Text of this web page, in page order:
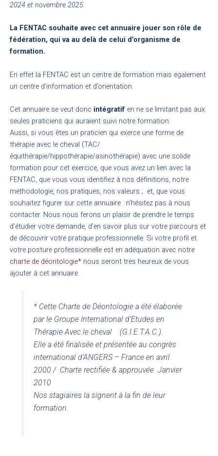
2024 et novembre 2025.
La FENTAC souhaite avec cet annuaire jouer son rôle de
fédération, qui va au delà de celui d’organisme de
formation.
En effet la FENTAC est un centre de formation mais également
un centre d’information et d’orientation.
Cet annuaire se veut donc intégratif en ne se limitant pas aux
seules praticiens qui auraient suivi notre formation.
Aussi, si vous êtes un praticien qui exerce une forme de
thérapie avec le cheval (TAC/
équithérapie/hippothérapie/asinothérapie) avec une solide
formation pour cet exercice, que vous avez un lien avec la
FENTAC, que vous vous identifiez à nos définitions, notre
méthodologie, nos pratiques, nos valeurs ; et, que vous
souhaitez figurer sur cette annuaire : n’hésitez pas à nous
contacter. Nous nous ferons un plaisir de prendre le temps
d’étudier votre demande, d’en savoir plus sur votre parcours et
de découvrir votre pratique professionnelle. Si votre profil et
votre posture professionnelle est en adéquation avec notre
charte de déontologie* nous seront très heureux de vous
ajouter à cet annuaire.
* Cette Charte de Déontologie a été élaborée
par le Groupe International d’Etudes en
Thérapie Avec le cheval (G.I.E.T.A.C.).
Elle a été finalisée et présentée au congrès
international d’ANGERS – France en avril
2000 / Charte rectifiée & approuvée Janvier
2010
Nos stagiaires la signent à la fin de leur
formation.